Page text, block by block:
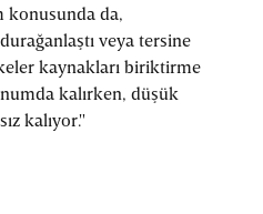
konusunda da,
veya tersine
kaynakları biriktirme
kalırken, düşük
kalıyor."